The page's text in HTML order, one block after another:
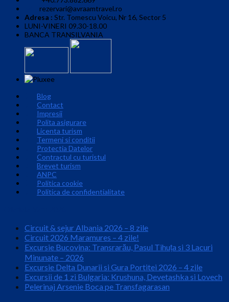
rezervari@avraamtravel.ro
Adresa : Str. Tomescu Voicu, Nr 16, Sector 5
LUNI-VINERI 09.30-18.00
BANCA TRANSILVANIA
Blog
Contact
Impresii
Polita asigurare
Licenta turism
Termeni si conditii
Protectia Datelor
Contractul cu turistul
Brevet turism
ANPC
Politica cookie
Politica de confidentialitate
Circuit & sejur Albania 2026 – 8 zile
Circuit 2026 Maramures – 4 zile!
Excursie Bucovina: Transrarău, Pasul Tihuța si 3 Lacuri
Minunate – 2026
Excursie Delta Dunarii si Gura Portitei 2026 – 4 zile
Excursii de 1 zi Bulgaria: Krushuna, Devetashka si Lovech
Pelerinaj Arsenie Boca pe Transfagarasan